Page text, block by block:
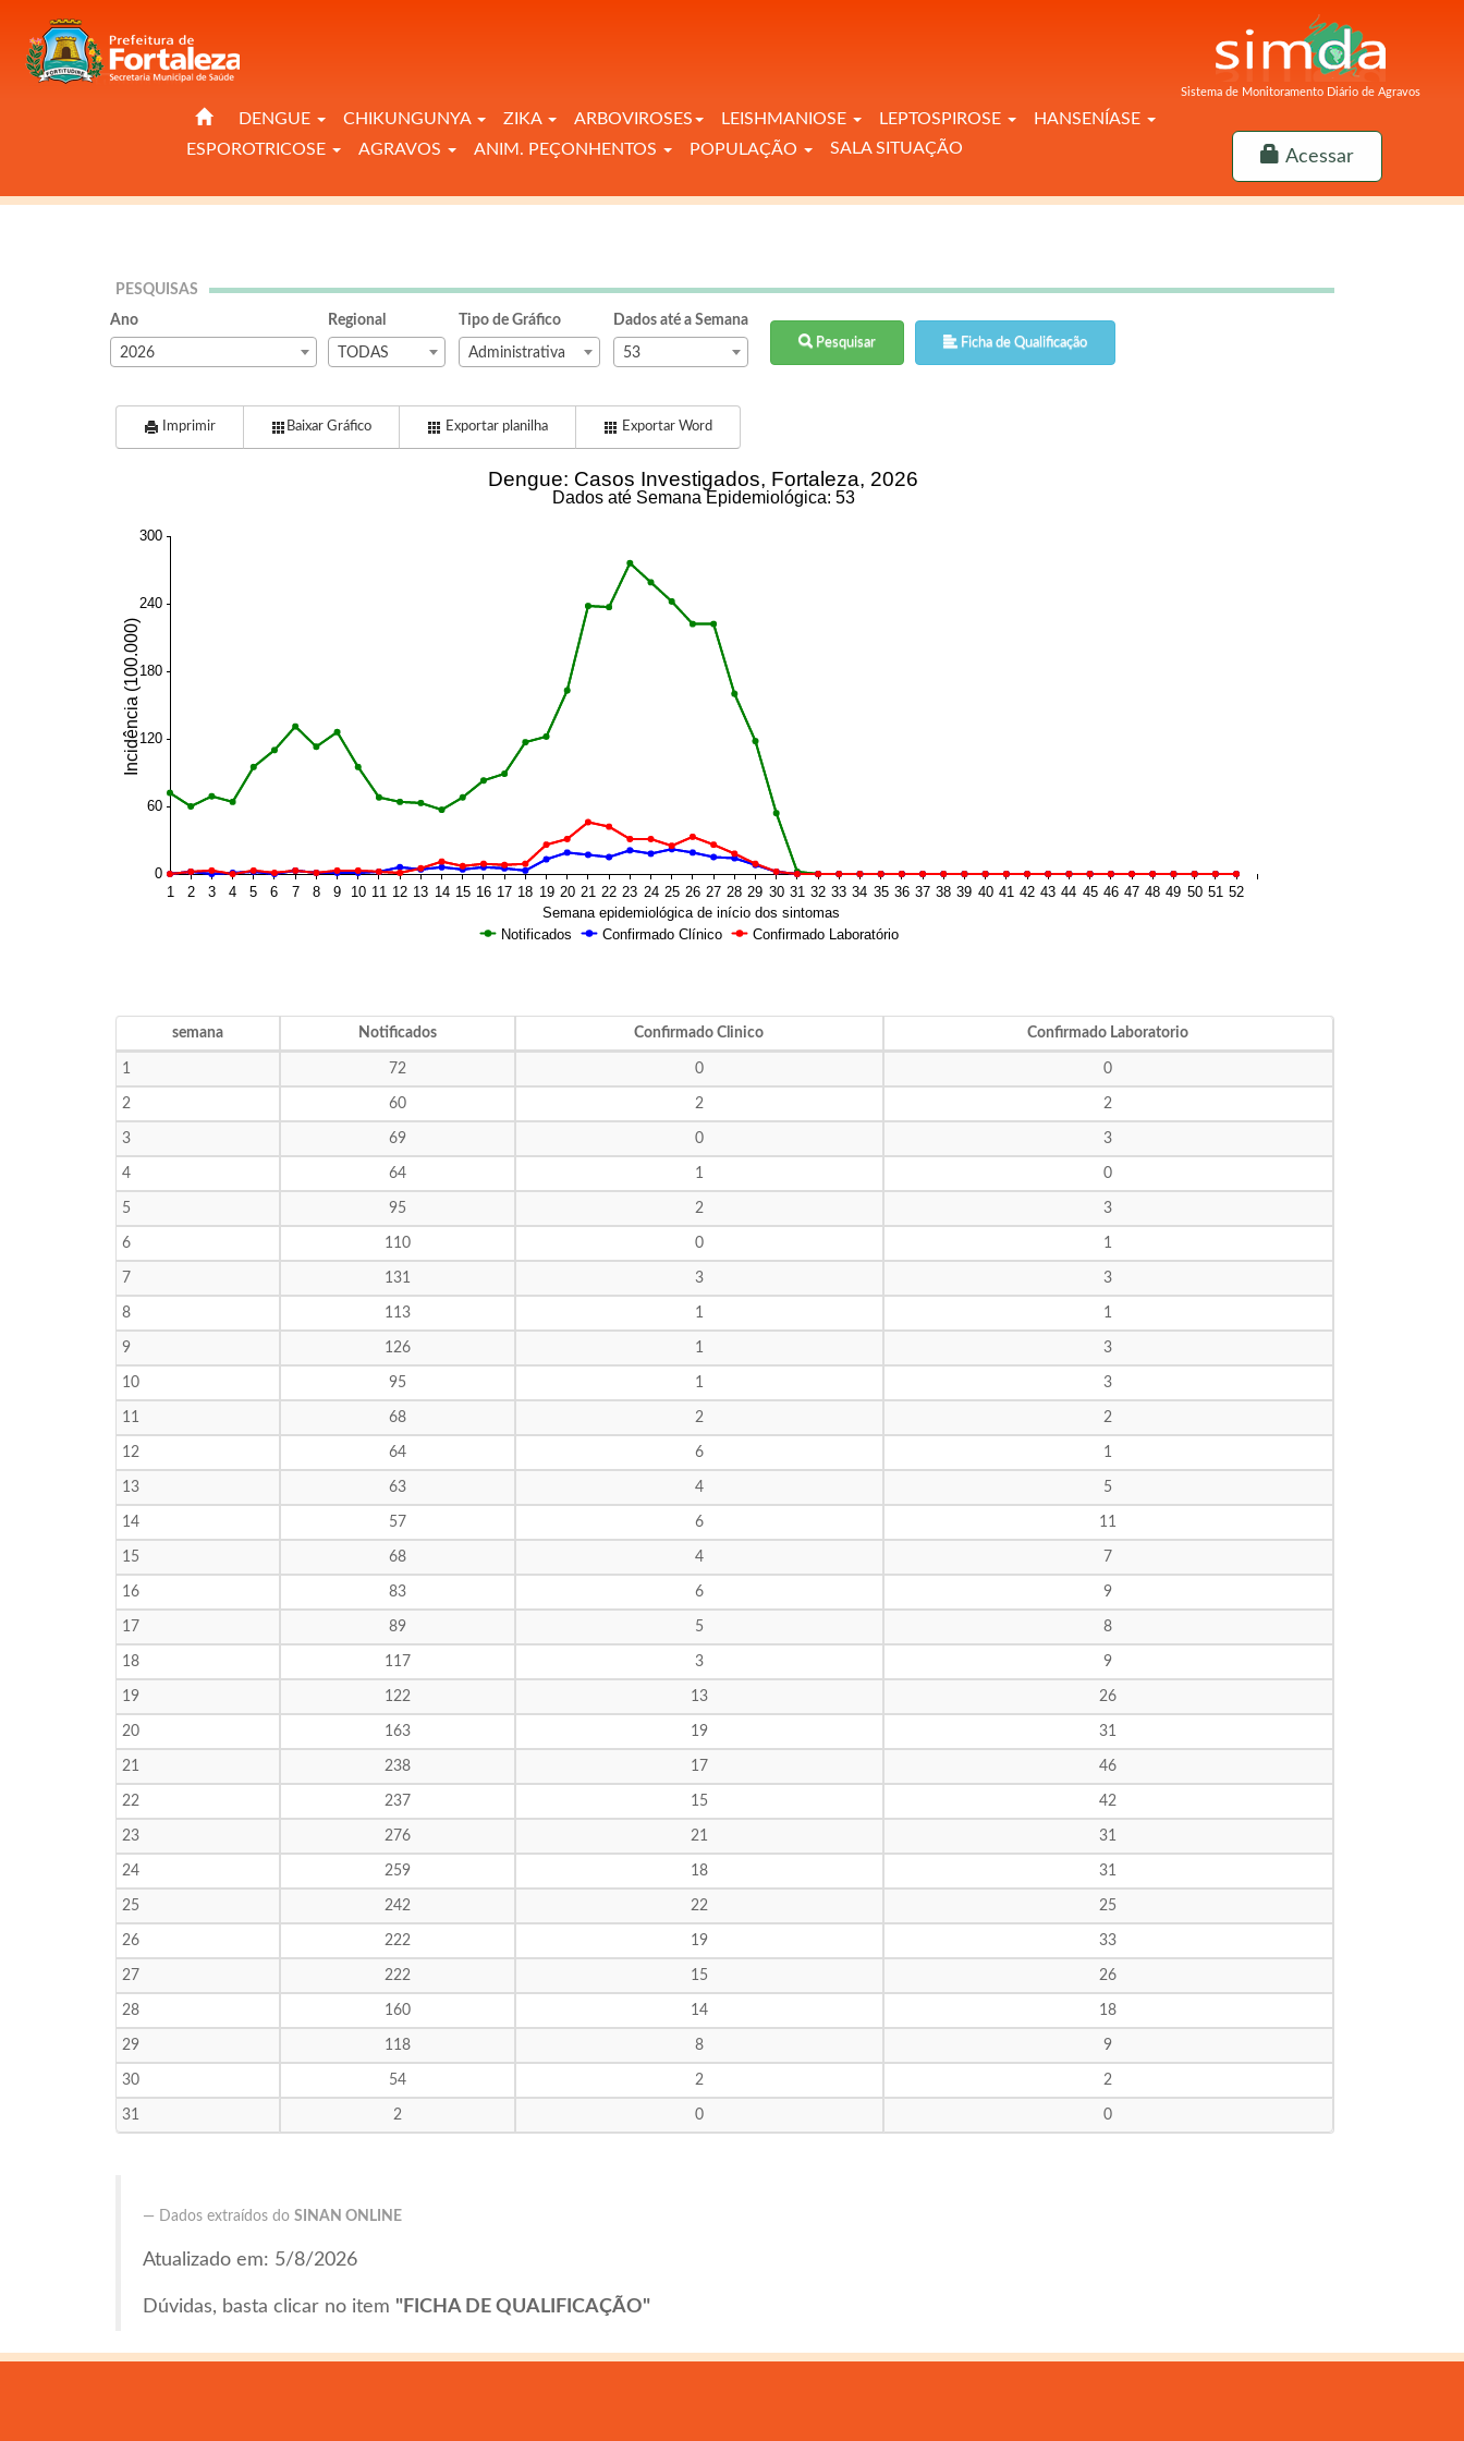
Sistema de Monitoramento Diário de Agravos
DENGUE CHIKUNGUNYA ZIKA ARBOVIROSES LEISHMANIOSE LEPTOSPIROSE
HANSENÍASE
ESPOROTRICOSE
AGRAVOS ANIM. PEÇONHENTOS POPULAÇÃO SALA SITUAÇÃO Acessar
PESQUISAS
Ano
2026
Regional
TODAS
Tipo de Gráfico
Administrativa
Dados até a Semana
53
Pesquisar Ficha de Qualificação
Imprimir Baixar Gráfico Exportar planilha Exportar Word
Dengue: Casos Investigados, Fortaleza, 2026
Dados até Semana Epidemiológica: 53
1 2 3 4 5 6 7 8 9 10 11 12 13 14 15 16 17 18 19 20 21 22 23 24 25 26 27 28 29 30 31 32 33 34 35 36 37 38 39 40 41 42 43 44 45 46 47 48 49 50 51 52
60
120
180
240
300
0
Notificados Confirmado Clínico Confirmado Laboratório
Semana epidemiológica de início dos sintomas
Incidência (100.000)
semana Notificados Confirmado Clinico Confirmado Laboratorio
1 72 0 0
2 60 2 2
3 69 0 3
4 64 1 0
5 95 2 3
6 110 0 1
7 131 3 3
8 113 1 1
9 126 1 3
10 95 1 3
11 68 2 2
12 64 6 1
13 63 4 5
14 57 6 11
15 68 4 7
16 83 6 9
17 89 5 8
18 117 3 9
19 122 13 26
20 163 19 31
21 238 17 46
22 237 15 42
23 276 21 31
24 259 18 31
25 242 22 25
26 222 19 33
27 222 15 26
28 160 14 18
29 118 8 9
30 54 2 2
31 2 0 0
Dados extraídos do SINAN ONLINE
Atualizado em: 5/8/2026
Dúvidas, basta clicar no item "FICHA DE QUALIFICAÇÃO"